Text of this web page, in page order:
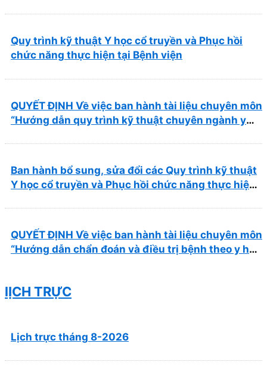
Quy trình kỹ thuật Y học cổ truyền và Phục hồi
chức năng thực hiện tại Bệnh viện
QUYẾT ĐỊNH Về việc ban hành tài liệu chuyên môn
“Hướng dẫn quy trình kỹ thuật chuyên ngành y
Ban hành bổ sung, sửa đổi các Quy trình kỹ thuật
Y học cổ truyền và Phục hồi chức năng thực hiện
QUYẾT ĐỊNH Về việc ban hành tài liệu chuyên môn
“Hướng dẫn chẩn đoán và điều trị bệnh theo y học
lỊCH TRỰC
Lịch trực tháng 8-2026